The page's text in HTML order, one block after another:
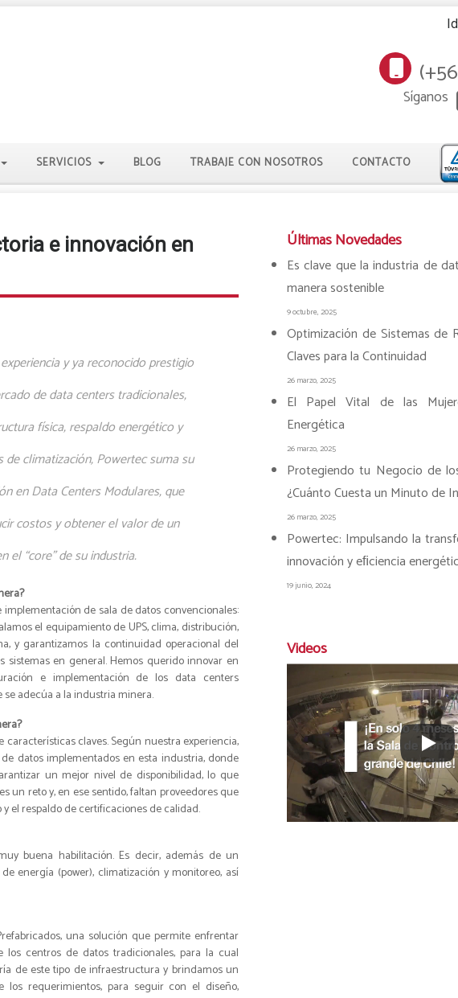
Síganos
SERVICIOS BLOG TRABAJE CON NOSOTROS CONTACTO
e innovación en
y ya reconocido prestigio
de data centers tradicionales,
física, respaldo energético y
de climatización, Powertec suma su
en Data Centers Modulares, que
costos y obtener el valor de un
el “core” de su industria.
de sala de datos convencionales:
el equipamiento de UPS, clima, distribución,
y garantizamos la continuidad operacional del
en general. Hemos querido innovar en
e implementación de los data centers
adecúa a la industria minera.
claves. Según nuestra experiencia,
datos implementados en esta industria, donde
un mejor nivel de disponibilidad, lo que
un reto y, en ese sentido, faltan proveedores que
el respaldo de certificaciones de calidad.
buena habilitación. Es decir, además de un
energía (power), climatización y monitoreo, así
una solución que permite enfrentar
centros de datos tradicionales, para la cual
de este tipo de infraestructura y brindamos un
requerimientos, para seguir con el diseño,
Últimas Novedades
Es clave que la industria de
manera sostenible
9 octubre, 2025
Optimización de Sistemas de
Claves para la Continuidad
26 marzo, 2025
El Papel Vital de las
Energética
26 marzo, 2025
Protegiendo tu Negocio de
¿Cuánto Cuesta un Minuto de
26 marzo, 2025
Powertec: Impulsando la
innovación y eﬁciencia
19 junio, 2024
Videos